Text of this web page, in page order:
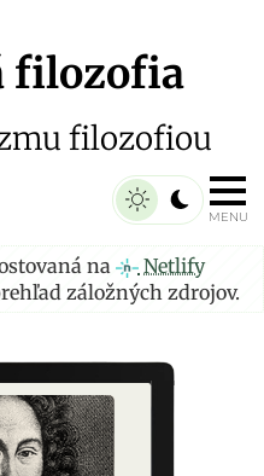
filozofia
filozofiou
MENU
na
Netlify
záložných zdrojov.